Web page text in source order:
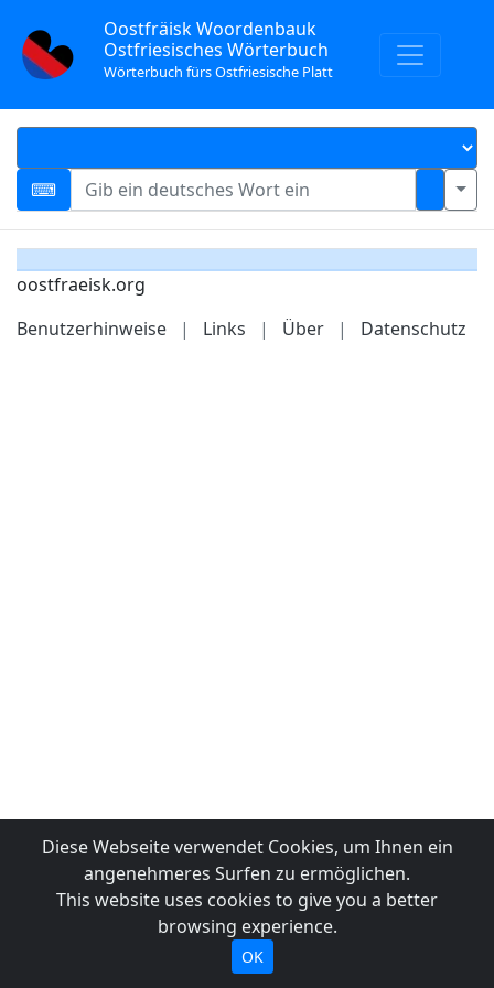
Oostfräisk Woordenbauk
Ostfriesisches Wörterbuch
Wörterbuch fürs Ostfriesische Platt
oostfraeisk.org
Benutzerhinweise
| Links | Über | Datenschutz
Diese Webseite verwendet Cookies, um Ihnen ein
angenehmeres Surfen zu ermöglichen.
This website uses cookies to give you a better
browsing experience.
OK